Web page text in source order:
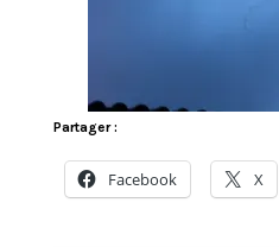
Partager :
Facebook X